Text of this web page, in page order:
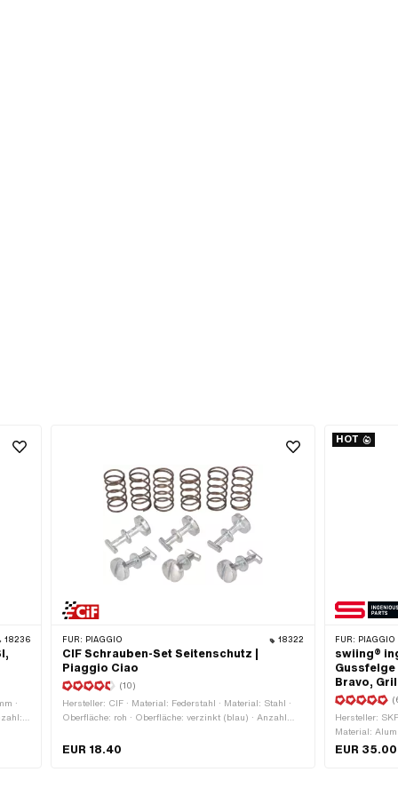
18236
·
4
FÜR: PIAGGIO 18322
CIF Schrauben-Set Seitenschutz |
Piaggio Ciao
(10)
Hersteller: CIF · Material: Federstahl · Material: Stahl ·
Oberfläche: roh · Oberfläche: verzinkt (blau) · Anzahl
Linsenkopf · Anwendungsbereich: Standard · Antrieb:
EUR 18.40
HOT
FÜR: PIAGGIO
swiing®
Bravo,
Hersteller:
Material:
53.5 mm · Ø
EUR 35.00